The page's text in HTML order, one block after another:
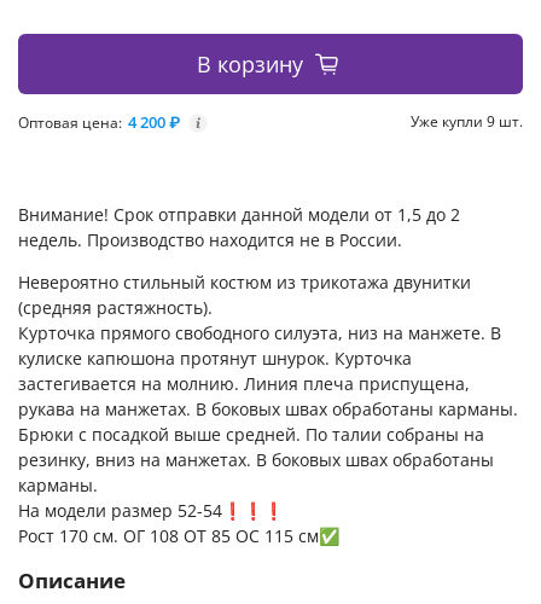
В корзину
Оптовая цена: 4 200 ₽ i Уже купли 9 шт.
Внимание! Срок отправки данной модели от 1,5 до 2
недель. Производство находится не в России.
Невероятно стильный костюм из трикотажа двунитки
(средняя растяжность).
Курточка прямого свободного силуэта, низ на манжете. В
кулиске капюшона протянут шнурок. Курточка
застегивается на молнию. Линия плеча приспущена,
рукава на манжетах. В боковых швах обработаны карманы.
Брюки с посадкой выше средней. По талии собраны на
резинку, вниз на манжетах. В боковых швах обработаны
карманы.
На модели размер 52-54❗️❗️❗️
Рост 170 см. ОГ 108 ОТ 85 ОС 115 см✅
Описание